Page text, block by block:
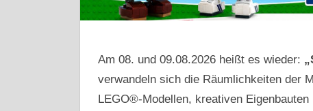
Am 08. und 09.08.2026 heißt es wieder:
verwandeln sich die Räumlichkeiten der
LEGO®-Modellen, kreativen